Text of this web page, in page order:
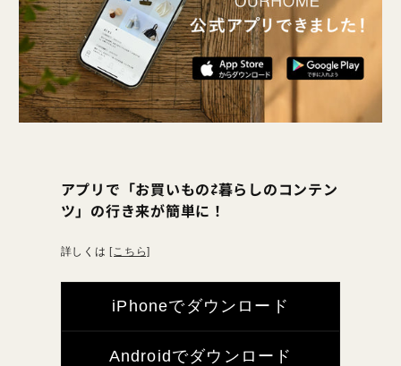
アプリで「お買いもの⇄暮らしのコンテン
ツ」の行き来が簡単に！
詳しくは[こちら]
iPhoneでダウンロード
Androidでダウンロード